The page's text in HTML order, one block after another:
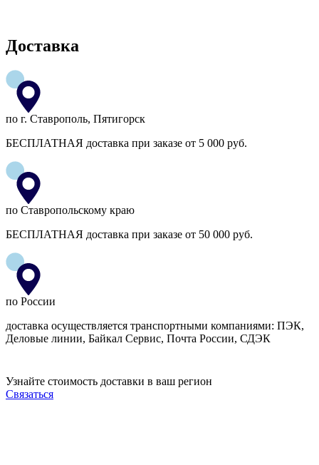
Доставка
по г. Ставрополь, Пятигорск
БЕСПЛАТНАЯ доставка при заказе от 5 000 руб.
по Ставропольскому краю
БЕСПЛАТНАЯ доставка при заказе от 50 000 руб.
по России
доставка осуществляется транспортными компаниями: ПЭК,
Деловые линии, Байкал Сервис, Почта России, СДЭК
Узнайте стоимость доставки в ваш регион
Связаться